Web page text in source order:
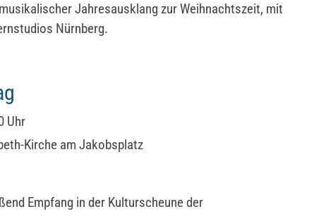
Jahresausklang zur Weihnachtszeit, mit
Nürnberg.
Uhr
Kirche am Jakobsplatz
Empfang in der Kulturscheune der